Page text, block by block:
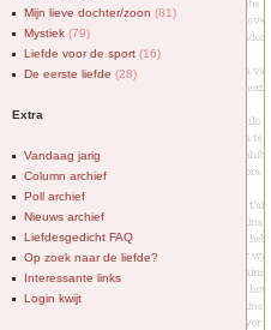
Mijn lieve dochter/zoon (81)
Mystiek (79)
Liefde voor de sport (16)
De eerste liefde (28)
Extra
Vandaag jarig
Column archief
Poll archief
Nieuws archief
Liefdesgedicht FAQ
Op zoek naar de liefde?
Interessante links
Login kwijt